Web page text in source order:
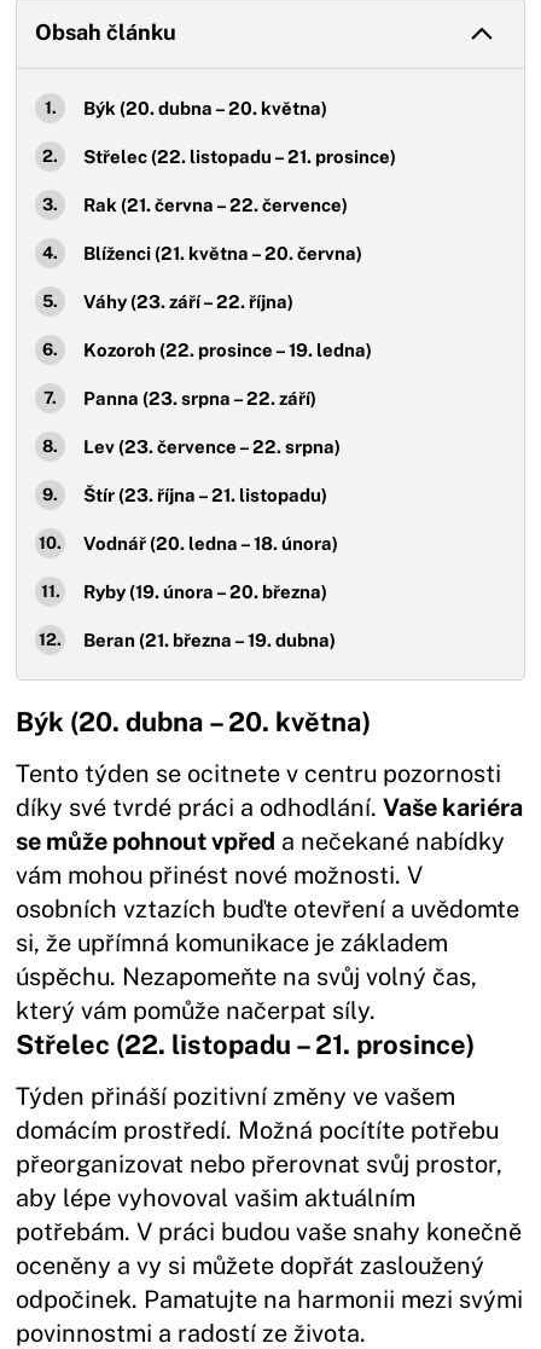
Obsah článku
Býk (20. dubna – 20. května)
Střelec (22. listopadu – 21. prosince)
Rak (21. června – 22. července)
Blíženci (21. května – 20. června)
Váhy (23. září – 22. října)
Kozoroh (22. prosince – 19. ledna)
Panna (23. srpna – 22. září)
Lev (23. července – 22. srpna)
Štír (23. října – 21. listopadu)
Vodnář (20. ledna – 18. února)
Ryby (19. února – 20. března)
Beran (21. března – 19. dubna)
Býk (20. dubna – 20. května)
Tento týden se ocitnete v centru pozornosti
díky své tvrdé práci a odhodlání.Vaše kariéra
se může pohnout vpřed a nečekané nabídky
vám mohou přinést nové možnosti. V
osobních vztazích buďte otevření a uvědomte
si, že upřímná komunikace je základem
úspěchu. Nezapomeňte na svůj volný čas,
který vám pomůže načerpat síly.
Střelec (22. listopadu – 21. prosince)
Týden přináší pozitivní změny ve vašem
domácím prostředí. Možná pocítíte potřebu
přeorganizovat nebo přerovnat svůj prostor,
aby lépe vyhovoval vašim aktuálním
potřebám. V práci budou vaše snahy konečně
oceněny a vy si můžete dopřát zasloužený
odpočinek. Pamatujte na harmonii mezi svými
povinnostmi a radostí ze života.